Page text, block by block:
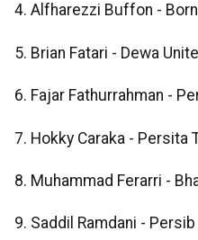
4. Alfharezzi Buffon -
5. Brian Fatari - Dewa
6. Fajar Fathurrahman -
7. Hokky Caraka - Persita
8. Muhammad Ferarri -
9. Saddil Ramdani -